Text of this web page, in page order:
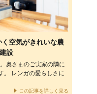
空気がきれいな農
設
奥さまのご実家の隣に
。 レンガの愛らしさに
この記事を詳しく見る